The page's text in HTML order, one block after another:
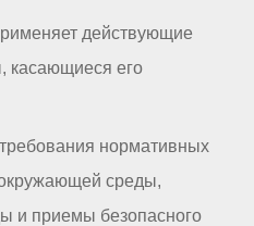
действующие
касающиеся его
нормативных
среды,
и приемы безопасного